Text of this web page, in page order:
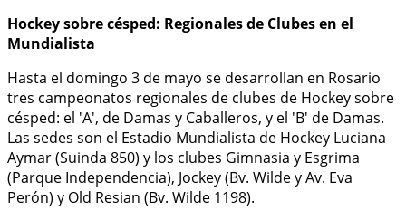
Hockey sobre césped: Regionales de Clubes en el
Mundialista
Hasta el domingo 3 de mayo se desarrollan en Rosario
tres campeonatos regionales de clubes de Hockey sobre
césped: el 'A', de Damas y Caballeros, y el 'B' de Damas.
Las sedes son el Estadio Mundialista de Hockey Luciana
Aymar (Suinda 850) y los clubes Gimnasia y Esgrima
(Parque Independencia), Jockey (Bv. Wilde y Av. Eva
Perón) y Old Resian (Bv. Wilde 1198).